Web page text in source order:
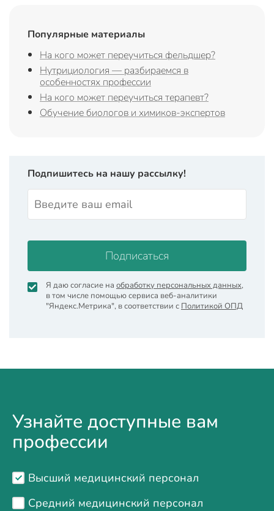
Популярные материалы
На кого может переучиться фельдшер?
Нутрициология — разбираемся в
особенностях профессии
На кого может переучиться терапевт?
Обучение биологов и химиков-экспертов
Подпишитесь на нашу рассылку!
Подписаться
Я даю согласие на обработку персональных данных,
в том числе помощью сервиса веб-аналитики
"Яндекс.Метрика", в соответствии с Политикой ОПД
Узнайте доступные вам
профессии
Высший медицинский персонал
Средний медицинский персонал